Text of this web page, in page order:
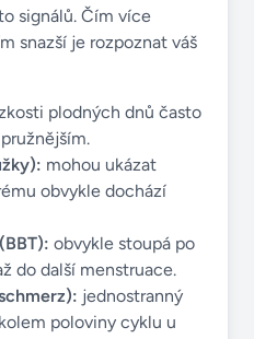
signálů. Čím více
snazší je rozpoznat váš
plodných dnů často
mohou ukázat
obvykle dochází
obvykle stoupá po
do další menstruace.
jednostranný
poloviny cyklu u